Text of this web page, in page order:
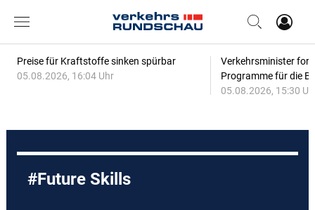
Preise für Kraftstoffe sinken spürbar
05.08.2026, 16:04 Uhr
Verkehrsminister
Programme für die
05.08.2026, 15:30
Future Skills